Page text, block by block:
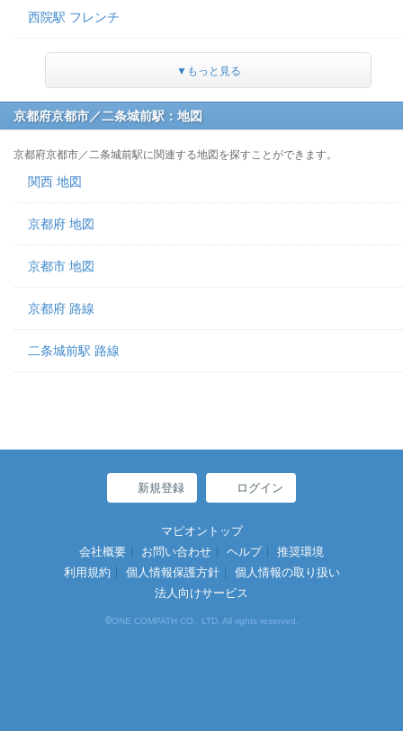
西院駅 フレンチ
▼もっと見る
京都府京都市／二条城前駅：地図
京都府京都市／二条城前駅に関連する地図を探すことができます。
関西 地図
京都府 地図
京都市 地図
京都府 路線
二条城前駅 路線
新規登録 ログイン
マピオントップ
会社概要
お問い合わせ ヘルプ
推奨環境
利用規約
個人情報保護方針
個人情報の取り扱い
法人向けサービス
©ONE COMPATH CO., LTD. All rights reserved.